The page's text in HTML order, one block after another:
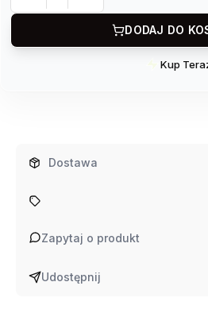
DODAJ DO
Kup
Dostawa
Zapytaj o produkt
Udostępnij